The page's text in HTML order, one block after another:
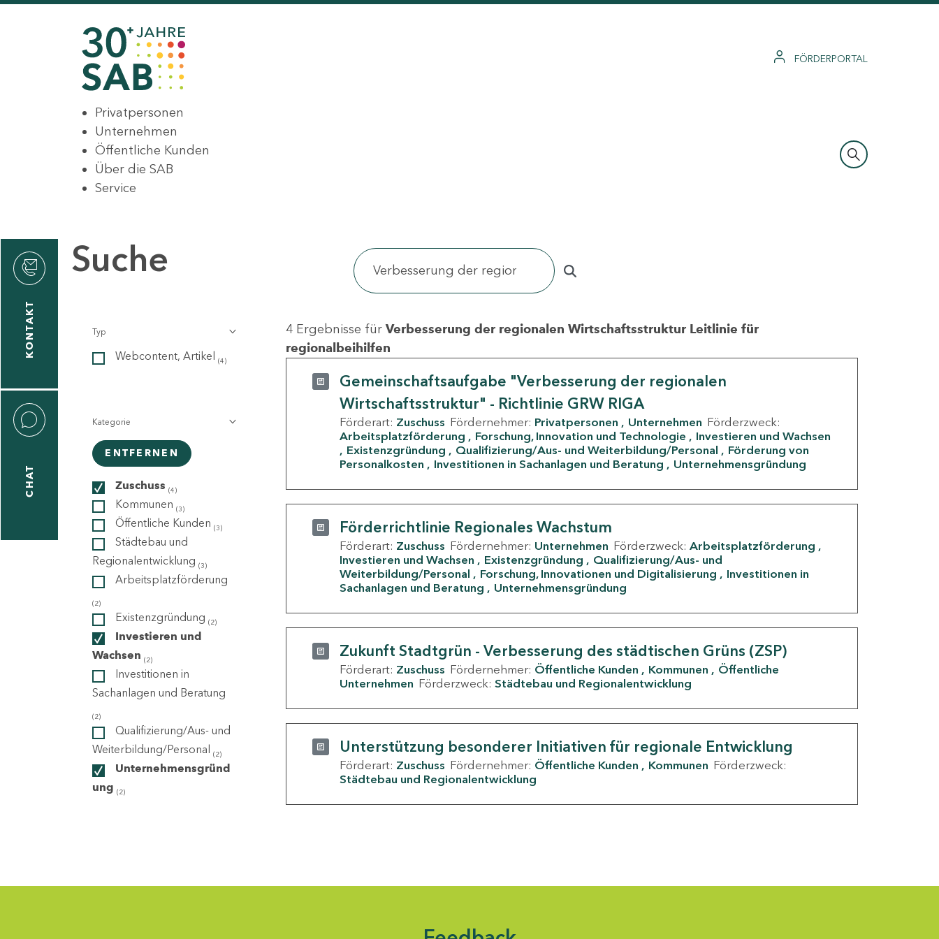
FÖRDERPORTAL
Privatpersonen
Unternehmen
Öffentliche Kunden
Über die SAB
Service
KONTAKT
CHAT
Suche
Typ
Webcontent, Artikel (4)
Kategorie
ENTFERNEN
Zuschuss (4)
Kommunen (3)
Öffentliche Kunden (3)
Städtebau und
Regionalentwicklung (3)
Arbeitsplatzförderung
(2)
Existenzgründung (2)
Investieren und
Wachsen (2)
Investitionen in
Sachanlagen und Beratung
(2)
Qualifizierung/Aus- und
Weiterbildung/Personal (2)
Unternehmensgründ
ung (2)
4 Ergebnisse für Verbesserung der regionalen Wirtschaftsstruktur Leitlinie für
regionalbeihilfen
Gemeinschaftsaufgabe "Verbesserung der regionalen
Wirtschaftsstruktur" - Richtlinie GRW RIGA
Förderart: Zuschuss Fördernehmer: Privatpersonen Unternehmen Förderzweck:
Arbeitsplatzförderung
Forschung, Innovation und Technologie
Investieren und Wachsen
Existenzgründung
Qualifizierung/Aus- und Weiterbildung/Personal
Förderung von
Personalkosten
Investitionen in Sachanlagen und Beratung Unternehmensgründung
Förderrichtlinie Regionales Wachstum
Förderart: Zuschuss Fördernehmer: Unternehmen Förderzweck: Arbeitsplatzförderung
Investieren und Wachsen
Existenzgründung
Qualifizierung/Aus- und
Weiterbildung/Personal
Forschung, Innovationen und Digitalisierung
Investitionen in
Sachanlagen und Beratung
Unternehmensgründung
Zukunft Stadtgrün - Verbesserung des städtischen Grüns (ZSP)
Förderart: Zuschuss Fördernehmer: Öffentliche Kunden Kommunen
Öffentliche
Unternehmen Förderzweck: Städtebau und Regionalentwicklung
Unterstützung besonderer Initiativen für regionale Entwicklung
Förderart: Zuschuss Fördernehmer: Öffentliche Kunden Kommunen Förderzweck:
Städtebau und Regionalentwicklung